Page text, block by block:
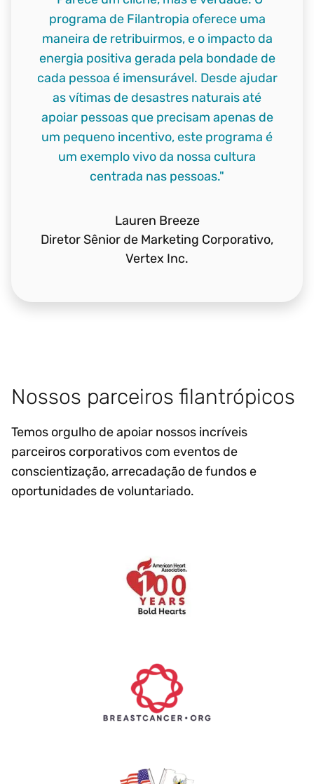
programa de Filantropia oferece uma
maneira de retribuirmos, e o impacto da
energia positiva gerada pela bondade de
cada pessoa é imensurável. Desde ajudar
as vítimas de desastres naturais até
apoiar pessoas que precisam apenas de
um pequeno incentivo, este programa é
um exemplo vivo da nossa cultura
centrada nas pessoas."
Lauren Breeze
Diretor Sênior de Marketing Corporativo,
Vertex Inc.
Nossos parceiros filantrópicos
Temos orgulho de apoiar nossos incríveis
parceiros corporativos com eventos de
conscientização, arrecadação de fundos e
oportunidades de voluntariado.